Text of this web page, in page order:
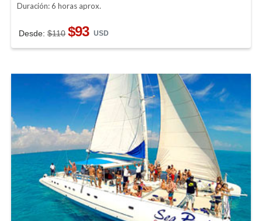
Duración: 6 horas aprox.
Desde: $110 $93 USD